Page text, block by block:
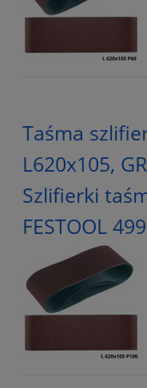
Taśma
L620x105,
Szlifierki
FESTOOL